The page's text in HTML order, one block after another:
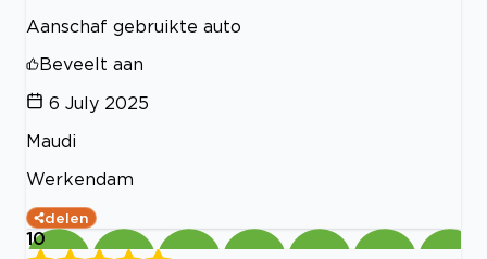
Aanschaf gebruikte auto
Beveelt aan
6 July 2025
Maudi
Werkendam
delen
10